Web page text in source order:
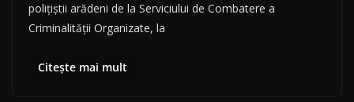
poliţiştii arădeni de la Serviciului de Combatere a
Criminalităţii Organizate, la
Citește mai mult